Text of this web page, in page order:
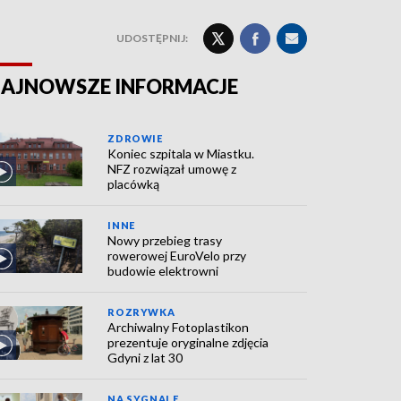
UDOSTĘPNIJ:
INFORMACJE
ZDROWIE
Koniec szpitala w Miastku.
NFZ rozwiązał umowę z
placówką
INNE
Nowy przebieg trasy
rowerowej EuroVelo przy
budowie elektrowni
ROZRYWKA
Archiwalny Fotoplastikon
prezentuje oryginalne zdjęcia
Gdyni z lat 30